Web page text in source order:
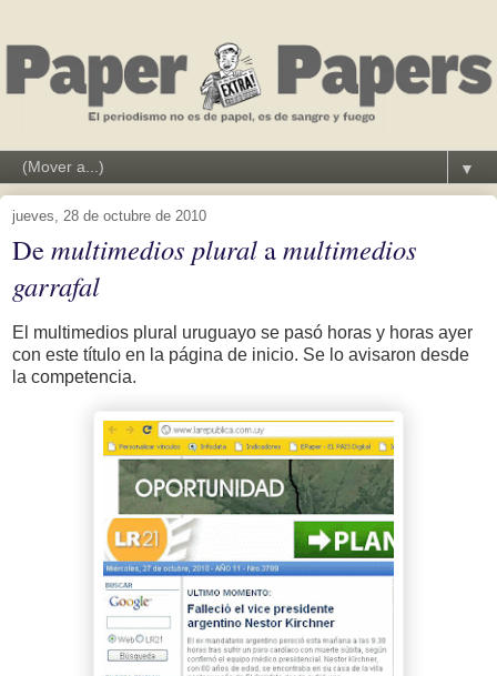
▼
jueves, 28 de octubre de 2010
Demultimedios plural amultimedios
garrafal
El multimedios plural uruguayo se pasó horas y horas ayer
con este título en la página de inicio. Se lo avisaron desde
la competencia.